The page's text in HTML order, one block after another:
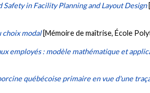
in Facility Planning and Layout Design
choix modal [Mémoire de maîtrise, École
employés : modèle mathématique et
québécoise primaire en vue d'une